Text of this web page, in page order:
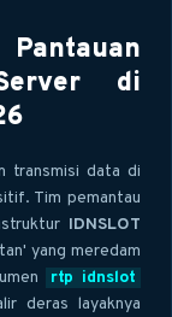
di
transmisi data di
Tim pemantau
IDNSLOT
yang meredam
rtp idnslot
deras layaknya